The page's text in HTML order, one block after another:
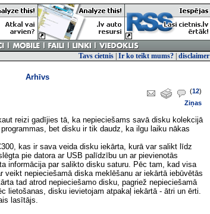
Tavs cietnis Ir ko teikt mums? disclaimer
Arhīvs
(12)
Ziņas
reizi gadījies tā, ka nepieciešams savā disku kolekcijā
bet disku ir tik daudz, ka ilgu laiku nākas
kas ir sava veida disku iekārta, kurā var salikt līdz
pie datora ar USB palīdzību un ar pievienotās
informācija par salikto disku saturu. Pēc tam, kad visa
nepieciešamā diska meklēšanu ar iekārtā iebūvētās
tad atrod nepieciešamo disku, pagriež nepieciešamā
lietošanas, disku ievietojam atpakaļ iekārtā - ātri un ērti.
lasītājs.